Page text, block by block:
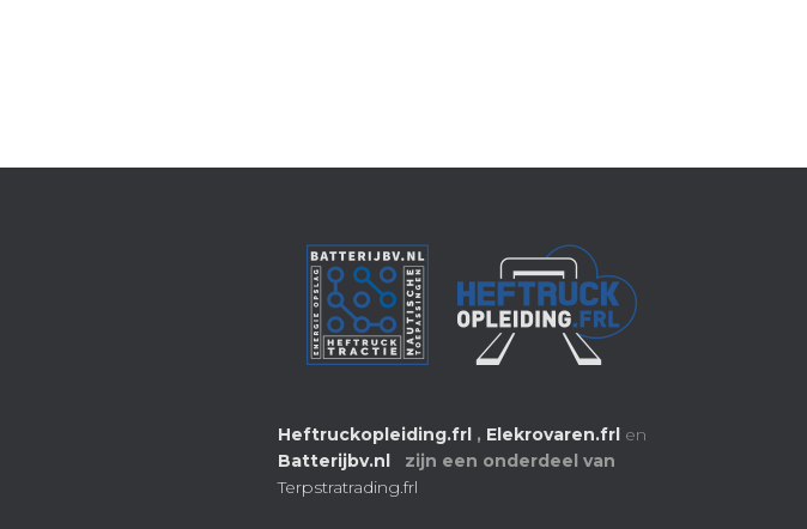
Heftruckopleiding.frl , Elekrovaren.frl en
Batterijbv.nl
zijn een onderdeel van
Terpstratrading.frl